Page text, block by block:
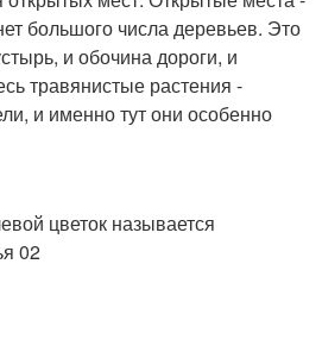
большого числа деревьев. Это
и обочина дороги, и
травянистые растения -
и именно тут они особенно